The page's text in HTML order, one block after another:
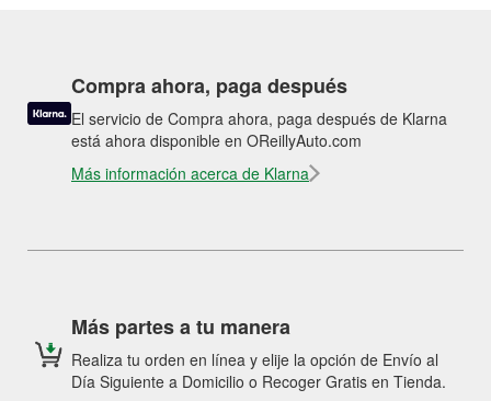
Compra ahora, paga después
El servicio de Compra ahora, paga después de Klarna
está ahora disponible en OReillyAuto.com
Más información acerca de Klarna
Más partes a tu manera
Realiza tu orden en línea y elije la opción de Envío al
Día Siguiente a Domicilio o Recoger Gratis en Tienda.